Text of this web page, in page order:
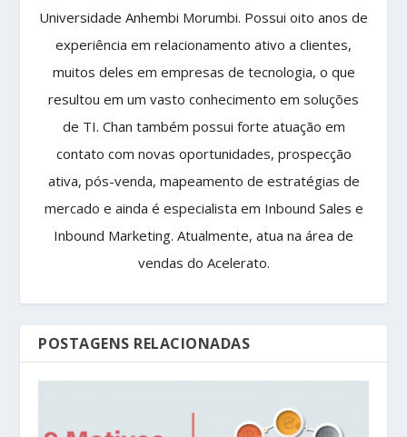
Universidade Anhembi Morumbi. Possui oito anos de
experiência em relacionamento ativo a clientes,
muitos deles em empresas de tecnologia, o que
resultou em um vasto conhecimento em soluções
de TI. Chan também possui forte atuação em
contato com novas oportunidades, prospecção
ativa, pós-venda, mapeamento de estratégias de
mercado e ainda é especialista em Inbound Sales e
Inbound Marketing. Atualmente, atua na área de
vendas do Acelerato.
POSTAGENS RELACIONADAS